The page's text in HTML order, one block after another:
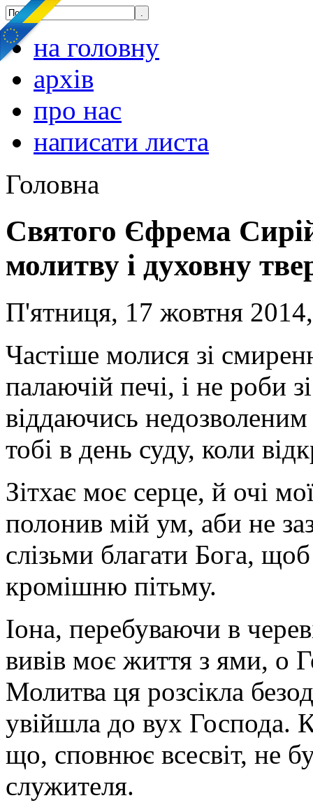
на головну
архів
про нас
написати листа
Головна
Святого Єфрема
молитву і духовну
П'ятниця, 17 жовтня
Частіше молися зі
палаючій печі, і не роби
віддаючись
тобі в день суду, коли
Зітхає моє серце, й очі
полонив мій ум, аби не
слізьми благати Бога,
кромішню пітьму.
Іона, перебуваючи в
вивів моє життя з ями, о
Молитва ця розсікла
увійшла до вух Господа.
що, сповнює всесвіт, не
служителя.